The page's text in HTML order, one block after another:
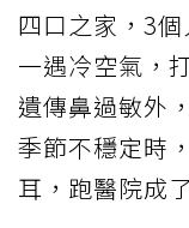
四口之家，3
一遇冷空氣，
遺傳鼻過敏外
季節不穩定時
耳，跑醫院成